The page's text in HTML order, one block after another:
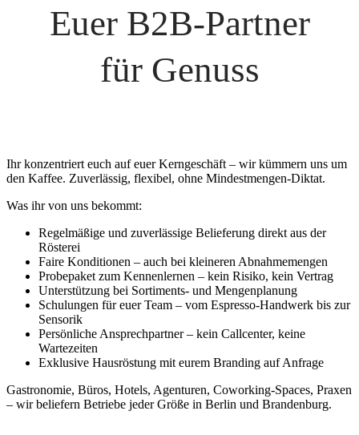
Euer B2B-Partner
für Genuss
Ihr konzentriert euch auf euer Kerngeschäft – wir kümmern uns um
den Kaffee. Zuverlässig, flexibel, ohne Mindestmengen-Diktat.
Was ihr von uns bekommt:
Regelmäßige und zuverlässige Belieferung direkt aus der
Rösterei
Faire Konditionen – auch bei kleineren Abnahmemengen
Probepaket zum Kennenlernen – kein Risiko, kein Vertrag
Unterstützung bei Sortiments- und Mengenplanung
Schulungen für euer Team – vom Espresso-Handwerk bis zur
Sensorik
Persönliche Ansprechpartner – kein Callcenter, keine
Wartezeiten
Exklusive Hausröstung mit eurem Branding auf Anfrage
Gastronomie, Büros, Hotels, Agenturen, Coworking-Spaces, Praxen
– wir beliefern Betriebe jeder Größe in Berlin und Brandenburg.